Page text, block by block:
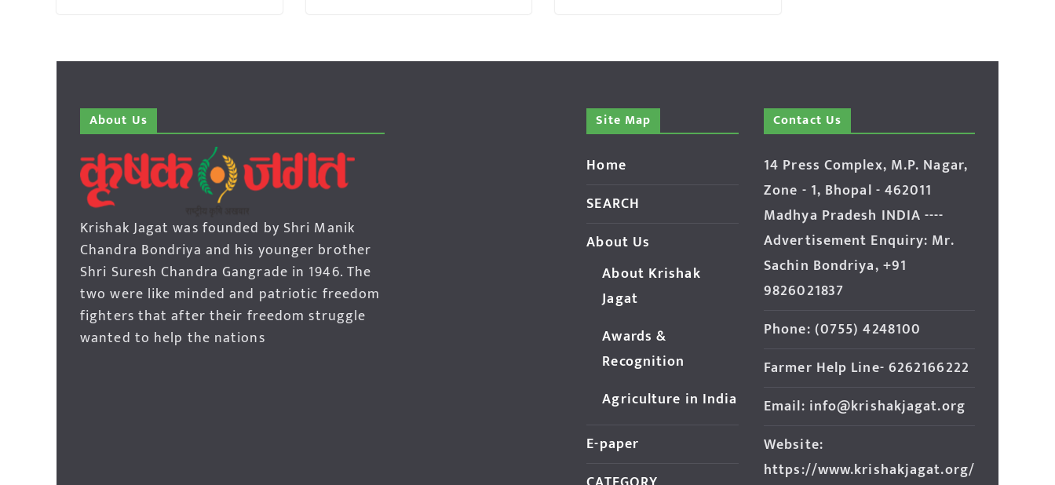
About Us
Krishak Jagat was founded by Shri Manik
Chandra Bondriya and his younger brother
Shri Suresh Chandra Gangrade in 1946. The
two were like minded and patriotic freedom
fighters that after their freedom struggle
wanted to help the nations
Site Map
Home
SEARCH
About Us
About Krishak
Jagat
Awards &
Recognition
Agriculture in India
E-paper
Contact Us
14 Press Complex, M.P. Nagar,
Zone - 1, Bhopal - 462011
Madhya Pradesh INDIA ----
Advertisement Enquiry: Mr.
Sachin Bondriya, +91
9826021837
Phone: (0755) 4248100
Farmer Help Line- 6262166222
Email: info@krishakjagat.org
Website:
https://www.krishakjagat.org/